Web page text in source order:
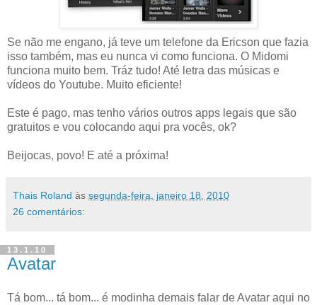
Se não me engano, já teve um telefone da Ericson que fazia
isso também, mas eu nunca vi como funciona. O Midomi
funciona muito bem. Tráz tudo! Até letra das músicas e
vídeos do Youtube. Muito eficiente!
Este é pago, mas tenho vários outros apps legais que são
gratuitos e vou colocando aqui pra vocês, ok?
Beijocas, povo! E até a próxima!
Thais Roland às segunda-feira, janeiro 18, 2010
26 comentários:
13.1.10
Avatar
Tá bom... tá bom... é modinha demais falar de Avatar aqui no